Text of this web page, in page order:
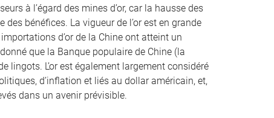
à l’égard des mines d’or, car la hausse des
bénéfices. La vigueur de l’or est en grande
d’or de la Chine ont atteint un
que la Banque populaire de Chine (la
lingots. L’or est également largement considéré
d’inflation et liés au dollar américain, et,
dans un avenir prévisible.